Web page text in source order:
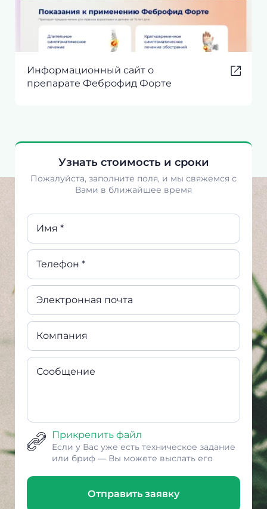
Информационный сайт о
препарате Феброфид Форте
Узнать стоимость и сроки
Пожалуйста, заполните поля, и мы свяжемся с
Вами в ближайшее время
Имя *
Телефон *
Электронная почта
Компания
Сообщение
Прикрепить файл
Если у Вас уже есть техническое задание
или бриф — Вы можете выслать его
Отправить заявку